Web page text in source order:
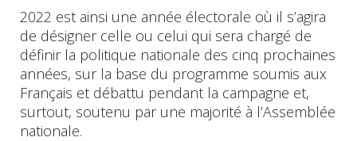
2022 est ainsi une année électorale où il s’agira
de désigner celle ou celui qui sera chargé de
définir la politique nationale des cinq prochaines
années, sur la base du programme soumis aux
Français et débattu pendant la campagne et,
surtout, soutenu par une majorité à l’Assemblée
nationale.